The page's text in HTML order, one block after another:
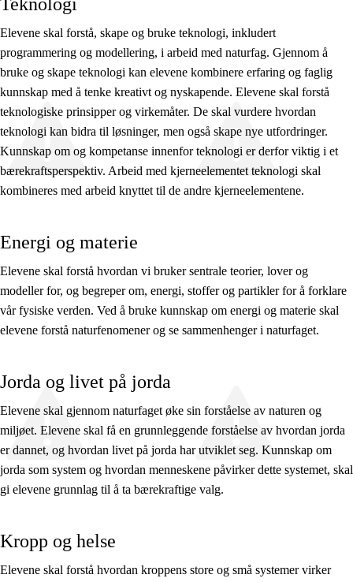
Teknologi
Elevene skal forstå, skape og bruke teknologi, inkludert
programmering og modellering, i arbeid med naturfag. Gjennom å
bruke og skape teknologi kan elevene kombinere erfaring og faglig
kunnskap med å tenke kreativt og nyskapende. Elevene skal forstå
teknologiske prinsipper og virkemåter. De skal vurdere hvordan
teknologi kan bidra til løsninger, men også skape nye utfordringer.
Kunnskap om og kompetanse innenfor teknologi er derfor viktig i et
bærekraftsperspektiv. Arbeid med kjerneelementet teknologi skal
kombineres med arbeid knyttet til de andre kjerneelementene.
Energi og materie
Elevene skal forstå hvordan vi bruker sentrale teorier, lover og
modeller for, og begreper om, energi, stoffer og partikler for å forklare
vår fysiske verden. Ved å bruke kunnskap om energi og materie skal
elevene forstå naturfenomener og se sammenhenger i naturfaget.
Jorda og livet på jorda
Elevene skal gjennom naturfaget øke sin forståelse av naturen og
miljøet. Elevene skal få en grunnleggende forståelse av hvordan jorda
er dannet, og hvordan livet på jorda har utviklet seg. Kunnskap om
jorda som system og hvordan menneskene påvirker dette systemet, skal
gi elevene grunnlag til å ta bærekraftige valg.
Kropp og helse
Elevene skal forstå hvordan kroppens store og små systemer virker